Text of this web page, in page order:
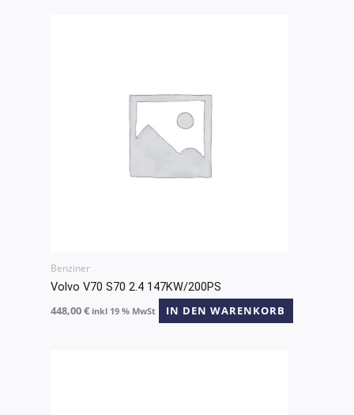
Benziner
Volvo V70 S70 2.4 147KW/200PS
448,00€ inkl 19 % MwSt IN DEN WARENKORB